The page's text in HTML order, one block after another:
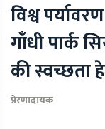
विश्व
गाँधी पार्क
की स्वच्छता
प्रेरणादायक